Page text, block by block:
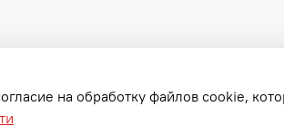
на обработку файлов cookie,